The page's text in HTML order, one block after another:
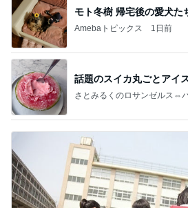
モト冬樹 帰宅後の愛犬た
Amebaトピックス 1日前
話題のスイカ丸ごとアイ
さとみるくのロサンゼルス⇔